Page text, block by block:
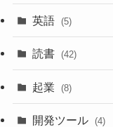
英語 (5)
読書 (42)
起業 (8)
開発ツール (4)